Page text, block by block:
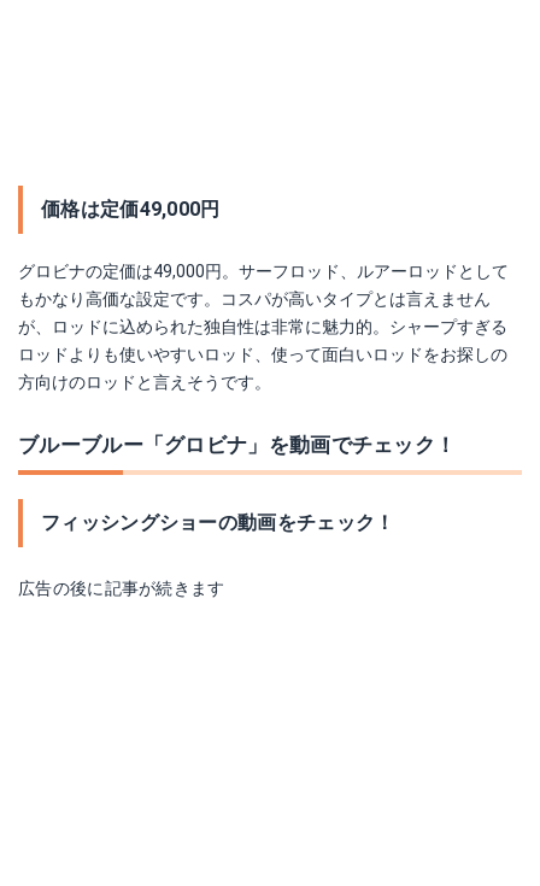
価格は定価49,000円
グロビナの定価は49,000円。サーフロッド、ルアーロッドとして
もかなり高価な設定です。コスパが高いタイプとは言えません
が、ロッドに込められた独自性は非常に魅力的。シャープすぎる
ロッドよりも使いやすいロッド、使って面白いロッドをお探しの
方向けのロッドと言えそうです。
ブルーブルー「グロビナ」を動画でチェック！
フィッシングショーの動画をチェック！
広告の後に記事が続きます